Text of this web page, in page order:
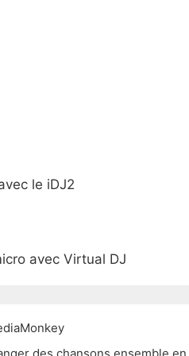
le iDJ2
avec Virtual DJ